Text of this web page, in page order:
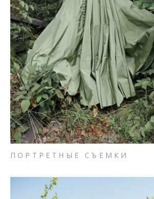
ПОРТРЕТНЫЕ СЪЕМКИ